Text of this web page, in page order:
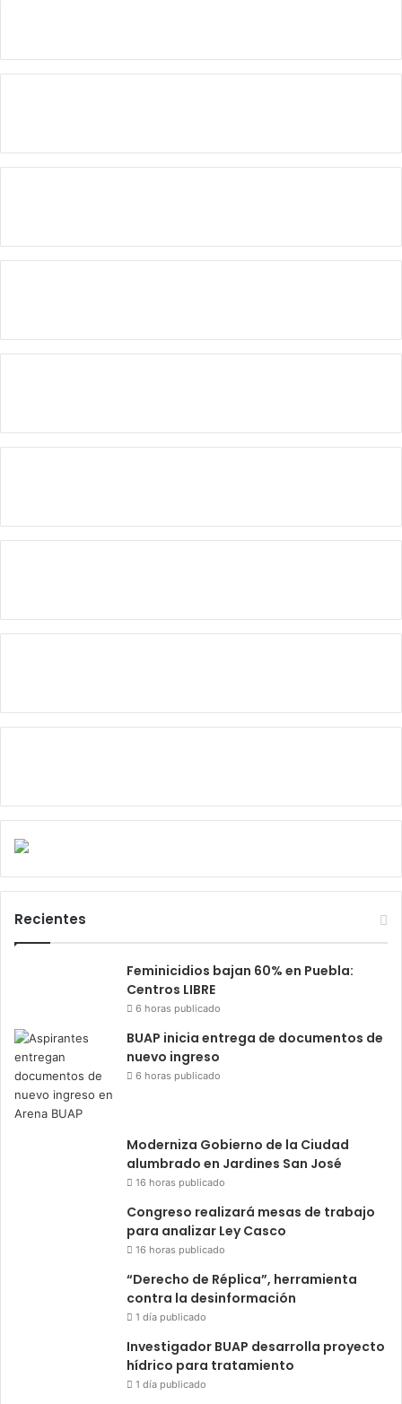
Recientes
Feminicidios bajan 60% en Puebla:
Centros LIBRE
6 horas publicado
BUAP inicia entrega de documentos de
nuevo ingreso
6 horas publicado
Moderniza Gobierno de la Ciudad
alumbrado en Jardines San José
16 horas publicado
Congreso realizará mesas de trabajo
para analizar Ley Casco
16 horas publicado
“Derecho de Réplica”, herramienta
contra la desinformación
1 día publicado
Investigador BUAP desarrolla proyecto
hídrico para tratamiento
1 día publicado